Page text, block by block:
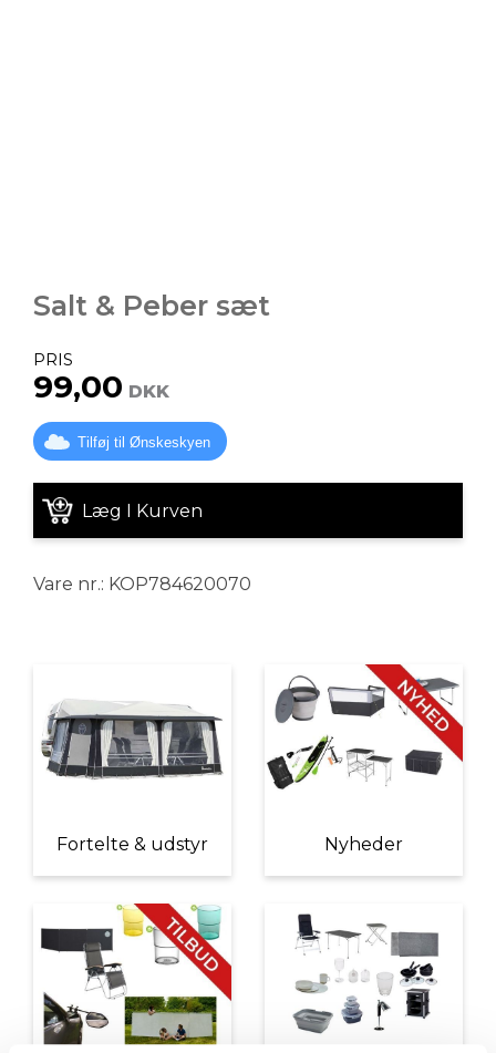
Salt & Peber sæt
PRIS
99,00 DKK
Tilføj til Ønskeskyen
Læg I Kurven
Vare nr.: KOP784620070
Fortelte & udstyr Nyheder